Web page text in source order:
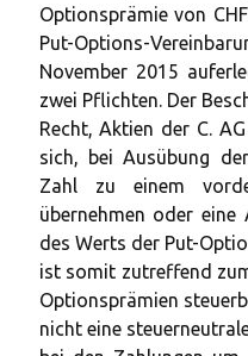
Optionsprämie von
Put-Options-
November 2015
zwei Pflichten. Der
Recht, Aktien der C.
sich, bei Ausübung
Zahl zu einem
übernehmen oder
des Werts der Put-
ist somit zutreffend
Optionsprämien
nicht eine